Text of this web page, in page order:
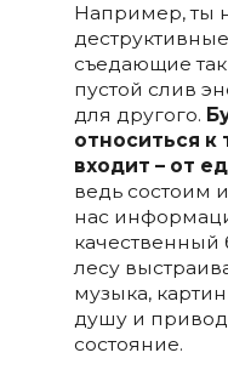
Например, ты
съедающие так
пустой слив
для другого.
относиться к
входит – от
ведь состоим
нас
качественный
лесу
музыка,
душу и
состояние.